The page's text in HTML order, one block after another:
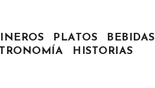
PLATOS
BEBIDAS
HISTORIAS